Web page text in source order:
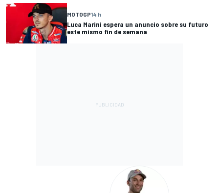
MOTOGP14 h
Luca Marini espera un anuncio sobre su futuro
este mismo fin de semana